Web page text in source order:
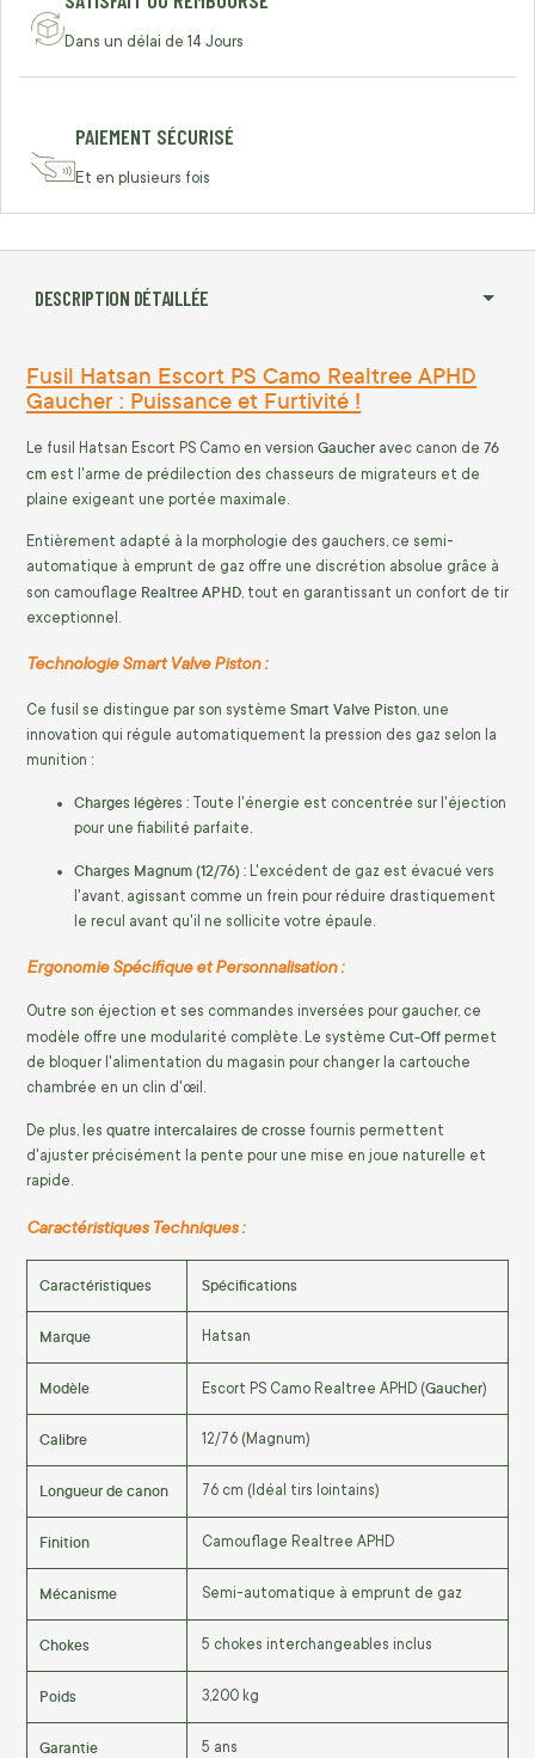
Dans un délai de 14 Jours
PAIEMENT SÉCURISÉ
Et en plusieurs fois
DESCRIPTION DÉTAILLÉE
Fusil Hatsan Escort PS Camo Realtree APHD
Gaucher : Puissance et Furtivité !
Le fusil Hatsan Escort PS Camo en version Gaucher avec canon de 76
cm est l'arme de prédilection des chasseurs de migrateurs et de
plaine exigeant une portée maximale.
Entièrement adapté à la morphologie des gauchers, ce semi-
automatique à emprunt de gaz offre une discrétion absolue grâce à
son camouflage Realtree APHD, tout en garantissant un confort de tir
exceptionnel.
Technologie Smart Valve Piston :
Ce fusil se distingue par son système Smart Valve Piston , une
innovation qui régule automatiquement la pression des gaz selon la
munition :
Charges légères : Toute l'énergie est concentrée sur l'éjection
pour une fiabilité parfaite.
Charges Magnum (12/76) : L'excédent de gaz est évacué vers
l'avant, agissant comme un frein pour réduire drastiquement
le recul avant qu'il ne sollicite votre épaule.
Ergonomie Spécifique et Personnalisation :
Outre son éjection et ses commandes inversées pour gaucher, ce
modèle offre une modularité complète. Le système Cut-Off permet
de bloquer l'alimentation du magasin pour changer la cartouche
chambrée en un clin d'œil.
De plus, les quatre intercalaires de crosse fournis permettent
d'ajuster précisément la pente pour une mise en joue naturelle et
rapide.
Caractéristiques Techniques :
Caractéristiques Spécifications
Marque Hatsan
Modèle Escort PS Camo Realtree APHD (Gaucher)
Calibre 12/76 (Magnum)
Longueur de canon 76 cm (Idéal tirs lointains)
Finition Camouflage Realtree APHD
Mécanisme Semi-automatique à emprunt de gaz
Chokes 5 chokes interchangeables inclus
Poids 3,200 kg
Garantie 5 ans